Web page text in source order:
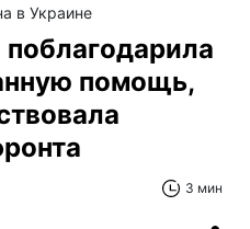
в Украине
помощь,
3 мин